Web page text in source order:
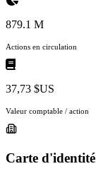
879.1 M
Actions en circulation
37,73 $US
Valeur comptable / action
Carte d'identité